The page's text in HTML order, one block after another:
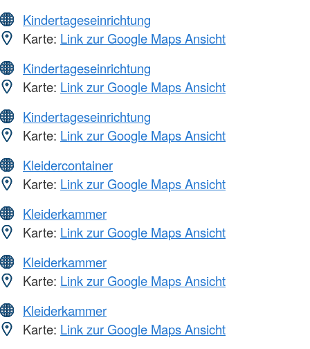
Kindertageseinrichtung
Karte: Link zur Google Maps Ansicht
Kindertageseinrichtung
Karte: Link zur Google Maps Ansicht
Kindertageseinrichtung
Karte: Link zur Google Maps Ansicht
Kleidercontainer
Karte: Link zur Google Maps Ansicht
Kleiderkammer
Karte: Link zur Google Maps Ansicht
Kleiderkammer
Karte: Link zur Google Maps Ansicht
Kleiderkammer
Karte: Link zur Google Maps Ansicht